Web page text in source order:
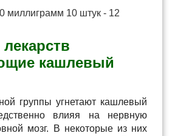
миллиграмм 10 штук - 12
кашлевый
группы угнетают кашлевый
влияя на нервную
мозг. В некоторые из них